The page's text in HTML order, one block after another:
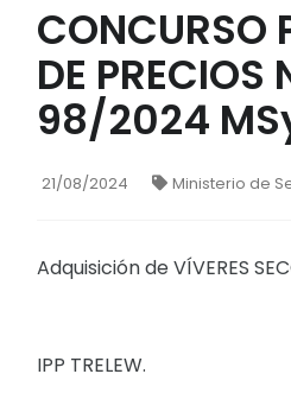
CONCURSO
DE PRECIOS
98/2024
21/08/2024 Ministerio de
Adquisición de VÍVERES
IPP TRELEW.